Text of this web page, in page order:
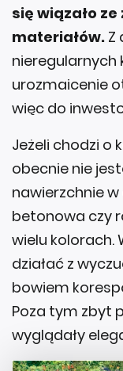
się wiązało
materiałów. Z
nieregularnych
urozmaicenie
więc do
Jeżeli chodzi o
obecnie nie
nawierzchnie
betonowa czy
wielu kolorach.
działać z
bowiem
Poza tym zbyt
wyglądały